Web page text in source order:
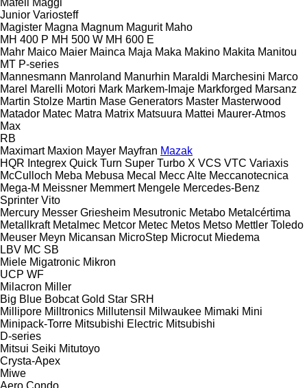
Junior Variosteff
Magister Magna Magnum Magurit Maho
MH 400 P MH 500 W MH 600 E
Mahr Maico Maier Mainca Maja Maka Makino Makita Manitou
MT P-series
Mannesmann Manroland Manurhin Maraldi Marchesini Marco
Marel Marelli Motori Mark Markem-Imaje Markforged Marsanz
Martin Stolze Martin Mase Generators Master Masterwood
Matador Matec Matra Matrix Matsuura Mattei Maurer-Atmos
Max
RB
Maximart Maxion Mayer Mayfran Mazak
HQR Integrex Quick Turn Super Turbo X VCS VTC Variaxis
McCulloch Meba Mebusa Mecal Mecc Alte Meccanotecnica
Mega-M Meissner Memmert Mengele Mercedes-Benz
Sprinter Vito
Mercury Messer Griesheim Mesutronic Metabo Metalcértima
Metallkraft Metalmec Metcor Metec Metos Metso Mettler Toledo
Meuser Meyn Micansan MicroStep Microcut Miedema
LBV MC SB
Miele Migatronic Mikron
UCP WF
Milacron Miller
Big Blue Bobcat Gold Star SRH
Millipore Milltronics Millutensil Milwaukee Mimaki Mini
Minipack-Torre Mitsubishi Electric Mitsubishi
D-series
Mitsui Seiki Mitutoyo
Crysta-Apex
Miwe
Aero Condo